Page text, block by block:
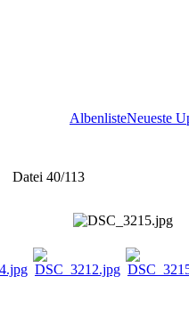
AlbenlisteNeueste
Datei 40/113